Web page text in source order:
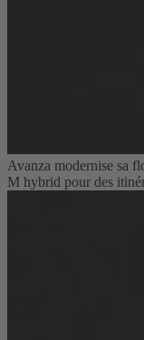
Avanza modernise sa
M hybrid pour des